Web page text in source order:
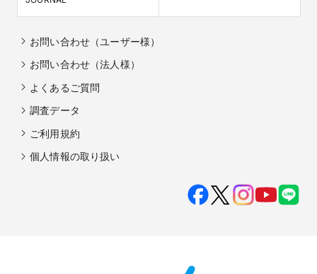
お問い合わせ（ユーザー様）
お問い合わせ（法人様）
よくあるご質問
調査データ
ご利用規約
個人情報の取り扱い